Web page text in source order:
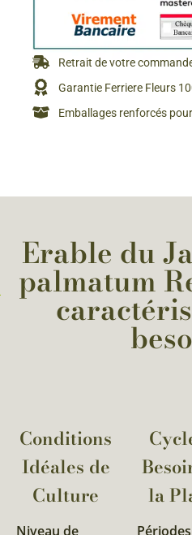
Retrait de votre
Garantie Ferriere Fleurs
Emballages renforcés
Erable du
palmatum
Conditions
Idéales de
Culture
Niveau de
la